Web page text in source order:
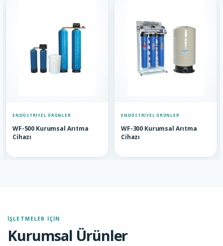
ENDÜSTRIYEL ÜRÜNLER
WF-500 Kurumsal Arıtma
Cihazı
ENDÜSTRIYEL ÜRÜNLER
WF-300 Kurumsal Arıtma
Cihazı
İŞLETMELER İÇIN
Kurumsal Ürünler